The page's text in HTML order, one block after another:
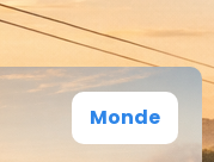
Monde